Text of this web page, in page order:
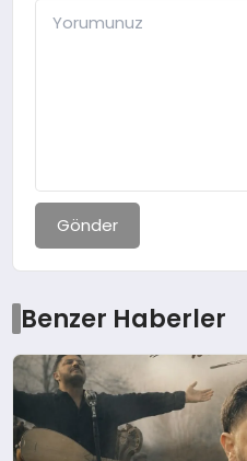
Gönder
Benzer Haberler